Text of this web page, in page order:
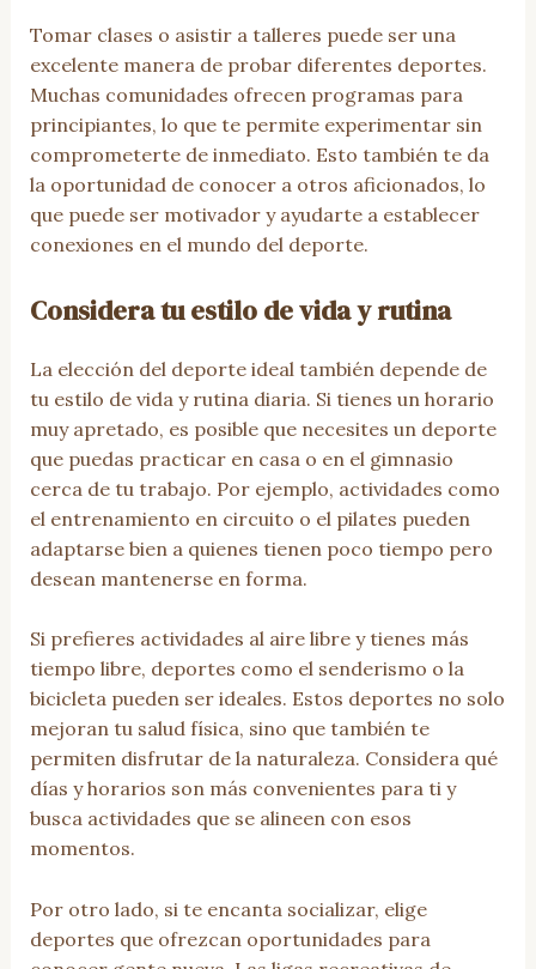
Tomar clases o asistir a talleres puede ser una
excelente manera de probar diferentes deportes.
Muchas comunidades ofrecen programas para
principiantes, lo que te permite experimentar sin
comprometerte de inmediato. Esto también te da
la oportunidad de conocer a otros aficionados, lo
que puede ser motivador y ayudarte a establecer
conexiones en el mundo del deporte.
Considera tu estilo de vida y rutina
La elección del deporte ideal también depende de
tu estilo de vida y rutina diaria. Si tienes un horario
muy apretado, es posible que necesites un deporte
que puedas practicar en casa o en el gimnasio
cerca de tu trabajo. Por ejemplo, actividades como
el entrenamiento en circuito o el pilates pueden
adaptarse bien a quienes tienen poco tiempo pero
desean mantenerse en forma.
Si prefieres actividades al aire libre y tienes más
tiempo libre, deportes como el senderismo o la
bicicleta pueden ser ideales. Estos deportes no solo
mejoran tu salud física, sino que también te
permiten disfrutar de la naturaleza. Considera qué
días y horarios son más convenientes para ti y
busca actividades que se alineen con esos
momentos.
Por otro lado, si te encanta socializar, elige
deportes que ofrezcan oportunidades para